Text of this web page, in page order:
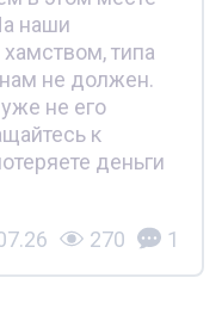
наши
типа
не должен.
не его
к
деньги
270 1